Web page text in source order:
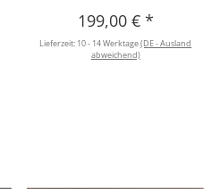
199,00 € *
Lieferzeit: 10 - 14 Werktage(DE - Ausland
abweichend)